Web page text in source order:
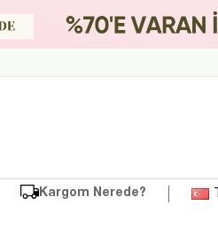
Kargom Nerede?